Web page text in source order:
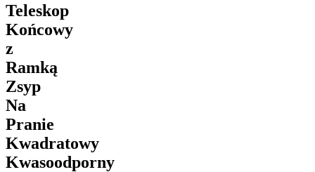
Teleskop
Końcowy
z
Ramką
Zsyp
Na
Pranie
Kwadratowy
Kwasoodporny